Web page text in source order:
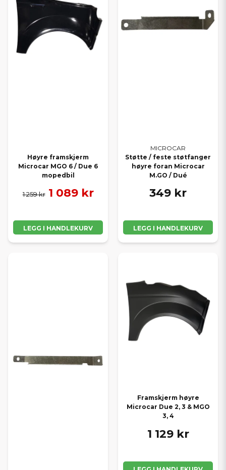
Høyre framskjerm
Microcar MGO 6 / Due 6
mopedbil
1 259 kr 1 089 kr
LEGG I HANDLEKURV
MICROCAR
Støtte / feste støtfanger
høyre foran Microcar
M.GO / Dué
349 kr
LEGG I HANDLEKURV
Framskjerm høyre
Microcar Due 2, 3 & MGO
3, 4
1 129 kr